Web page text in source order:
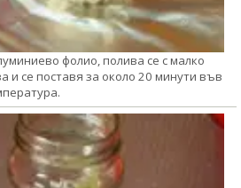
фолио, полива се с малко
и се поставя за около 20 минути във